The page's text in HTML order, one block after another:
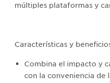
múltiples plataformas y
Características y
Combina el impacto y
con la conveniencia de